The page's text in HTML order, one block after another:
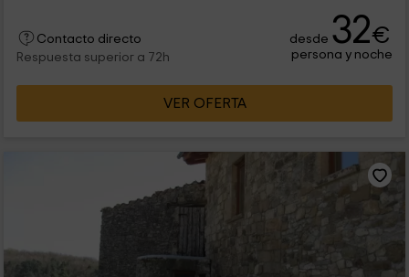
Contacto directo
Respuesta superior a 72h
desde 32€
persona y noche
VER OFERTA